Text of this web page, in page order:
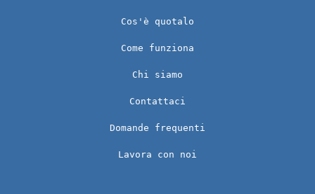
Cos'è quotalo
Come funziona
Chi siamo
Contattaci
Domande frequenti
Lavora con noi